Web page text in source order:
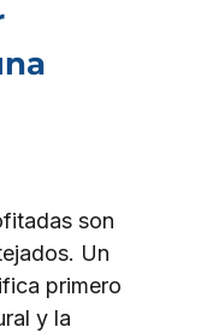
son
Un
primero
y la